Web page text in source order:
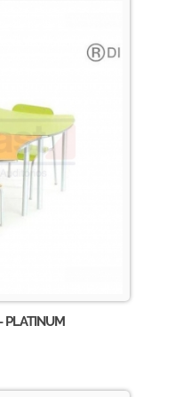
PLATINUM